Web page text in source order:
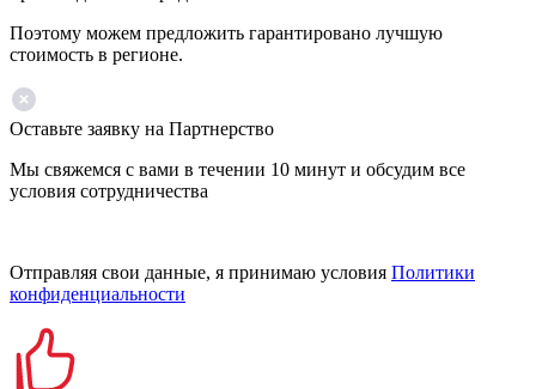
Поэтому можем предложить гарантировано лучшую
стоимость в регионе.
Оставьте заявку на Партнерство
Мы свяжемся с вами в течении 10 минут и обсудим все
условия сотрудничества
Отправляя свои данные, я принимаю условия Политики
конфиденциальности